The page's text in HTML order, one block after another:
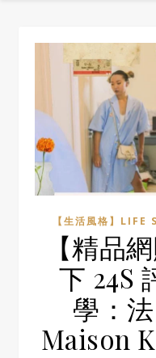
【生活風格】LIFE
【精品
下 24S
學：
Maison